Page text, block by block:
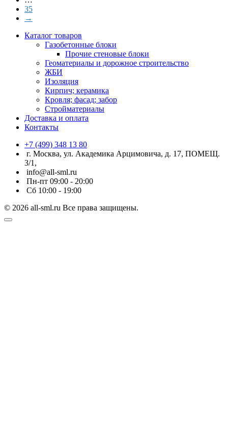
35
→
Каталог товаров
Газобетонные блоки
Прочие стеновые блоки
Геоматериалы и дорожное строительство
ЖБИ
Изоляция
Кирпич; керамика
Кровля; фасад; забор
Стройматериалы
Доставка и оплата
Контакты
+7 (499) 348 13 80
г. Москва, ул. Академика Арцимовича, д. 17, ПОМЕЩ.
3/1,
info@all-sml.ru
Пн-пт 09:00 - 20:00
Сб 10:00 - 19:00
© 2026 all-sml.ru Все права защищены.